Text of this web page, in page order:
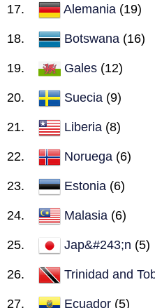
Alemania (19)
Botswana (16)
Gales (12)
Suecia (9)
Liberia (8)
Noruega (6)
Estonia (6)
Malasia (6)
Jap&#243;n (5)
Trinidad and
Ecuador (5)